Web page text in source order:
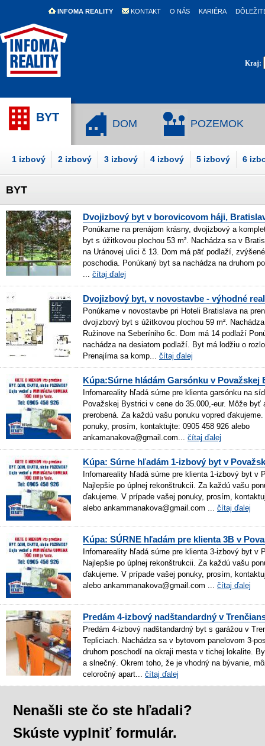
INFOMA REALITY KONTAKT O NÁS KARIÉRA
Kraj:
BYT DOM POZEMOK
1 izbový 2 izbový 3 izbový 4 izbový 5 izbový 6
BYT
Dvojizbový byt v borovicovom háji,
Ponúkame na prenájom krásny, dvojizbový a
byt s úžitkovou plochou 53 m². Nachádza sa v
na Uránovej ulici č 13. Dom má päť podlaží,
poschodia. Ponúkaný byt sa nachádza na druhom
... čítaj ďalej
Dvojizbový byt, v novostavbe - výhodné
Ponúkame v novostavbe pri Hoteli Bratislava na
dvojizbový byt s úžitkovou plochou 59 m².
Ružinove na Seberíniho 6c. Dom má 14 podlaží
nachádza na desiatom podlaží. Byt má lodžiu o
Prenajíma sa komp... čítaj ďalej
Kúpa:Súrne hládám Garsónku v Považskej
Infomareality hľadá súrne pre klienta garsónku na
Považskej Bystrici v cene do 35.000,-eur. Môže byť
prerobená. Za každú vašu ponuku vopred
ponuky, prosím, kontaktujte: 0905 458 926 alebo
ankamanakova@gmail.com... čítaj ďalej
Kúpa: Súrne hľadám 1-izbový byt v
Infomareality hľadá súrne pre klienta 1-izbový byt v
Najlepšie po úplnej rekonštrukcii. Za každú vašu
ďakujeme. V prípade vašej ponuky, prosím,
alebo ankammanakova@gmail.com ... čítaj ďalej
Kúpa: SÚRNE hľadám pre klienta 3B v
Infomareality hľadá súrne pre klienta 3-izbový byt v
Najlepšie po úplnej rekonštrukcii. Za každú vašu
ďakujeme. V prípade vašej ponuky, prosím,
alebo ankammanakova@gmail.com ... čítaj ďalej
Predám 4-izbový nadštandardný v
Predám 4-izbový nadštandardný byt s garážou v
Tepliciach. Nachádza sa v bytovom panelovom 3-
druhom poschodí na okraji mesta v tichej lokalite.
a slnečný. Okrem toho, že je vhodný na bývanie,
celoročný apart... čítaj ďalej
Nenašli ste čo ste hľadali?
Skúste vyplniť formulár.